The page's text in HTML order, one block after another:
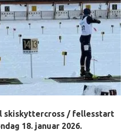
skiskyttercross / fellesstart
18. januar 2026.